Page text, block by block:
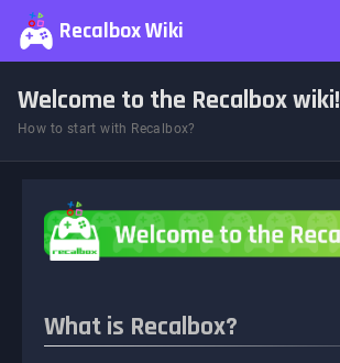
Recalbox Wiki
Welcome to the Recalbox wiki!
How to start with Recalbox?
What is Recalbox?